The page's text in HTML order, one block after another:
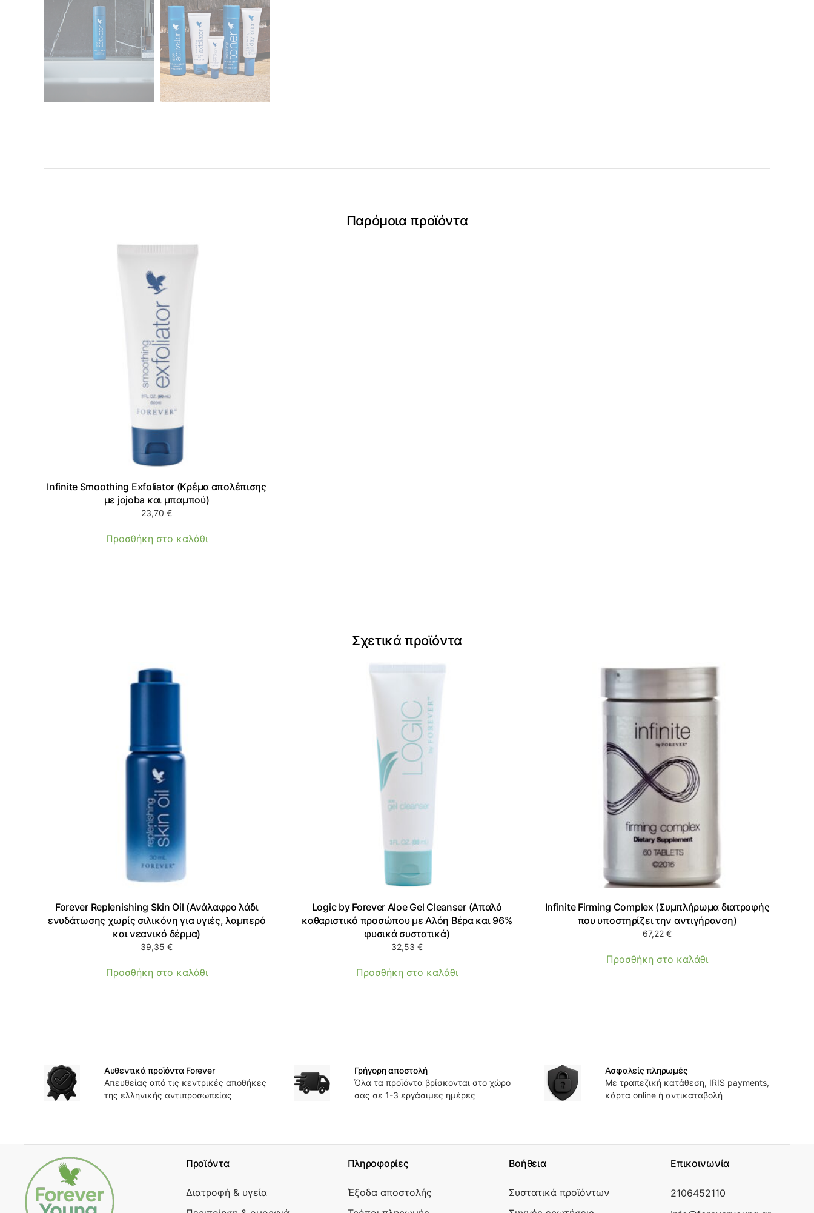
Παρόμοια προϊόντα
Infinite Smoothing Exfoliator (Κρέμα απολέπισης
με jojoba και μπαμπού)
23,70€
Προσθήκη στο καλάθι
Σχετικά προϊόντα
Forever Replenishing Skin Oil (Ανάλαφρο λάδι
ενυδάτωσης χωρίς σιλικόνη για υγιές, λαμπερό
και νεανικό δέρμα)
39,35€
Προσθήκη στο καλάθι
Logic by Forever Aloe Gel Cleanser (Απαλό
καθαριστικό προσώπου με Αλόη Βέρα και 96%
φυσικά συστατικά)
32,53 €
Προσθήκη στο καλάθι
Infinite Firming Complex (Συμπλήρωμα διατροφής
που υποστηρίζει την αντιγήρανση)
67,22 €
Προσθήκη στο καλάθι
Αυθεντικά προϊόντα Forever
Απευθείας από τις κεντρικές αποθήκες
της ελληνικής αντιπροσωπείας
Γρήγορη αποστολή
Όλα τα προϊόντα βρίσκονται στο χώρο
σας σε 1-3 εργάσιμες ημέρες
Ασφαλείς πληρωμές
Με τραπεζική κατάθεση, IRIS payments,
κάρτα online ή αντικαταβολή
Προϊόντα
Διατροφή & υγεία
Πληροφορίες
Έξοδα αποστολής
Βοήθεια
Συστατικά προϊόντων
Επικοινωνία
2106452110